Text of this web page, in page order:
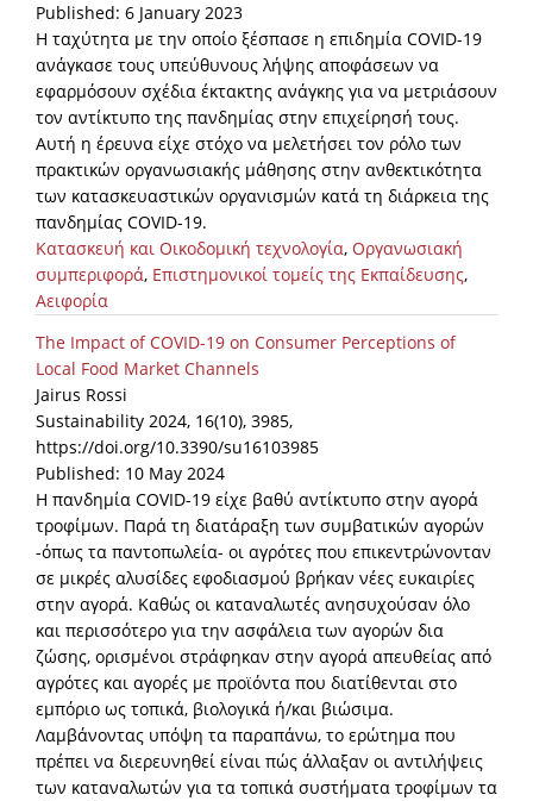
Published: 6 January 2023
Η ταχύτητα με την οποίο ξέσπασε η επιδημία COVID-19
ανάγκασε τους υπεύθυνους λήψης αποφάσεων να
εφαρμόσουν σχέδια έκτακτης ανάγκης για να μετριάσουν
τον αντίκτυπο της πανδημίας στην επιχείρησή τους.
Αυτή η έρευνα είχε στόχο να μελετήσει τον ρόλο των
πρακτικών οργανωσιακής μάθησης στην ανθεκτικότητα
των κατασκευαστικών οργανισμών κατά τη διάρκεια της
πανδημίας COVID-19.
Κατασκευή και Οικοδομική τεχνολογία, Οργανωσιακή
συμπεριφορά, Επιστημονικοί τομείς της Εκπαίδευσης,
Αειφορία
The Impact of COVID-19 on Consumer Perceptions of
Local Food Market Channels
Jairus Rossi
Sustainability 2024, 16(10), 3985,
https://doi.org/10.3390/su16103985
Published: 10 May 2024
Η πανδημία COVID-19 είχε βαθύ αντίκτυπο στην αγορά
τροφίμων. Παρά τη διατάραξη των συμβατικών αγορών
-όπως τα παντοπωλεία- οι αγρότες που επικεντρώνονταν
σε μικρές αλυσίδες εφοδιασμού βρήκαν νέες ευκαιρίες
στην αγορά. Καθώς οι καταναλωτές ανησυχούσαν όλο
και περισσότερο για την ασφάλεια των αγορών δια
ζώσης, ορισμένοι στράφηκαν στην αγορά απευθείας από
αγρότες και αγορές με προϊόντα που διατίθενται στο
εμπόριο ως τοπικά, βιολογικά ή/και βιώσιμα.
Λαμβάνοντας υπόψη τα παραπάνω, το ερώτημα που
πρέπει να διερευνηθεί είναι πώς άλλαξαν οι αντιλήψεις
των καταναλωτών για τα τοπικά συστήματα τροφίμων τα